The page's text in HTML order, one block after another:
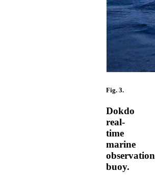
Fig. 3.
Dokdo
real-
time
marine
observation
buoy.